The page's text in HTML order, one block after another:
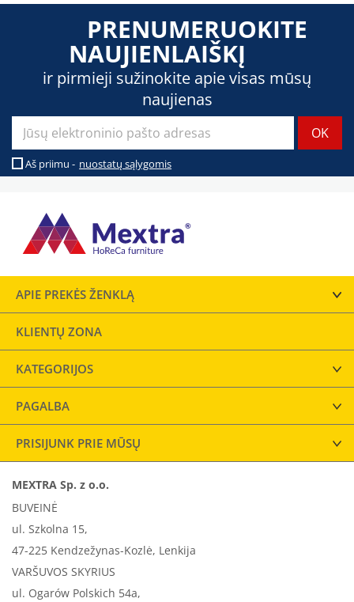
PRENUMERUOKITE
NAUJIENLAIŠKĮ
ir pirmieji sužinokite apie visas mūsų
naujienas
Aš priimu - nuostatų sąlygomis
APIE PREKĖS ŽENKLĄ
KLIENTŲ ZONA
KATEGORIJOS
PAGALBA
PRISIJUNK PRIE MŪSŲ
MEXTRA Sp. z o.o.
BUVEINĖ
ul. Szkolna 15,
47-225 Kendzežynas-Kozlė, Lenkija
VARŠUVOS SKYRIUS
ul. Ogarów Polskich 54a,